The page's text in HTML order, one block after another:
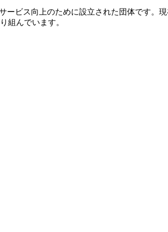
ビス向上のために設立された団体です。
組んでいます。